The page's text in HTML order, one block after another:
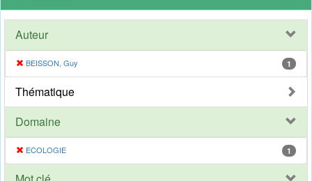
Auteur
BEISSON, Guy 1
Thématique
Domaine
ECOLOGIE 1